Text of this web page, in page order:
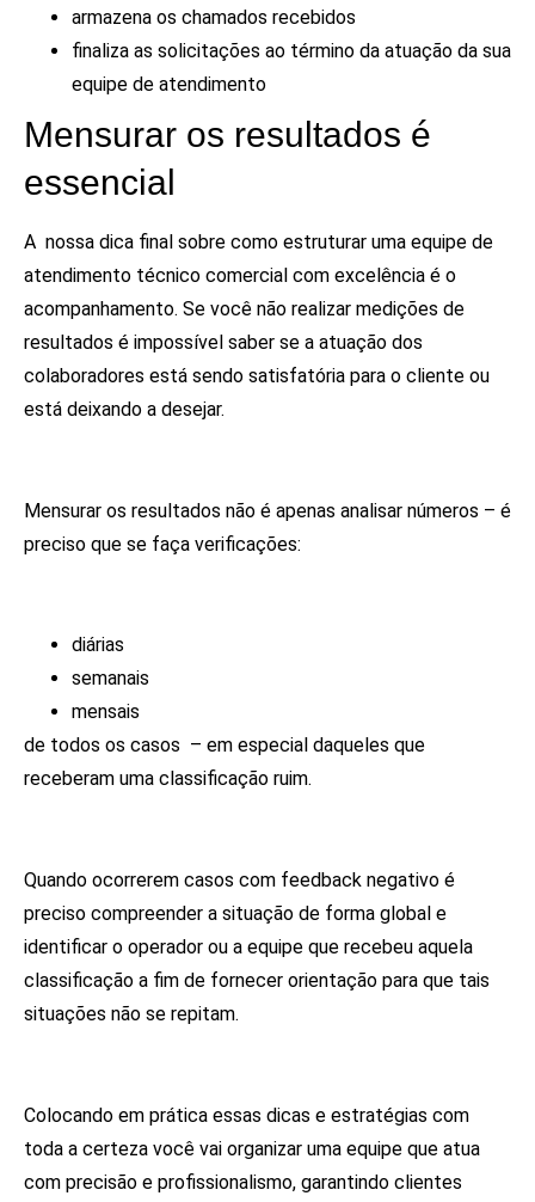
armazena os chamados recebidos
finaliza as solicitações ao término da atuação da sua
equipe de atendimento
Mensurar os resultados é
essencial
A nossa dica final sobre como estruturar uma equipe de
atendimento técnico comercial com excelência é o
acompanhamento. Se você não realizar medições de
resultados é impossível saber se a atuação dos
colaboradores está sendo satisfatória para o cliente ou
está deixando a desejar.
Mensurar os resultados não é apenas analisar números – é
preciso que se faça verificações:
diárias
semanais
mensais
de todos os casos – em especial daqueles que
receberam uma classificação ruim.
Quando ocorrerem casos com feedback negativo é
preciso compreender a situação de forma global e
identificar o operador ou a equipe que recebeu aquela
classificação a fim de fornecer orientação para que tais
situações não se repitam.
Colocando em prática essas dicas e estratégias com
toda a certeza você vai organizar uma equipe que atua
com precisão e profissionalismo, garantindo clientes